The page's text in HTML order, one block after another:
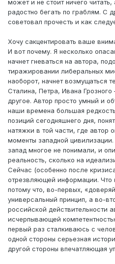
может и не стоит ничего
радостно бегать по граблям. С
советовал прочесть и как
Хочу сакцентировать ваше
И вот почему. Я несколько
начнет гневаться на автора,
тиражировании либеральных
наоборот, начнет возмущаться
Сталина, Петра, Ивана
другое. Автор просто умный и
наши времена большая
позиций сегодняшнего дня,
натяжки в той части, где автор
моменты западной
запад многое не понимали, и
реальность, сколько на
Сейчас (особенно после
отрезвляющей информации. Что
потому что, во-первых,
универсальный принцип, а во-
российской действительности
исчерпывающей
первый раз сталкиваюсь с
одной стороны серьезная
другой стороны впечатляющая